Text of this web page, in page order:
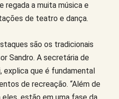
regada a muita música e
de teatro e dança.
são os tradicionais
Sandro. A secretária de
explica que é fundamental
de recreação. “Além de